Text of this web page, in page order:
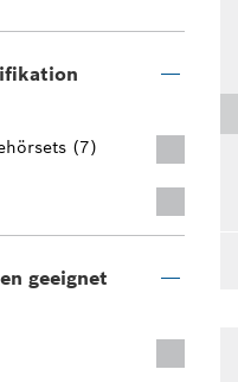
(7)
geeignet